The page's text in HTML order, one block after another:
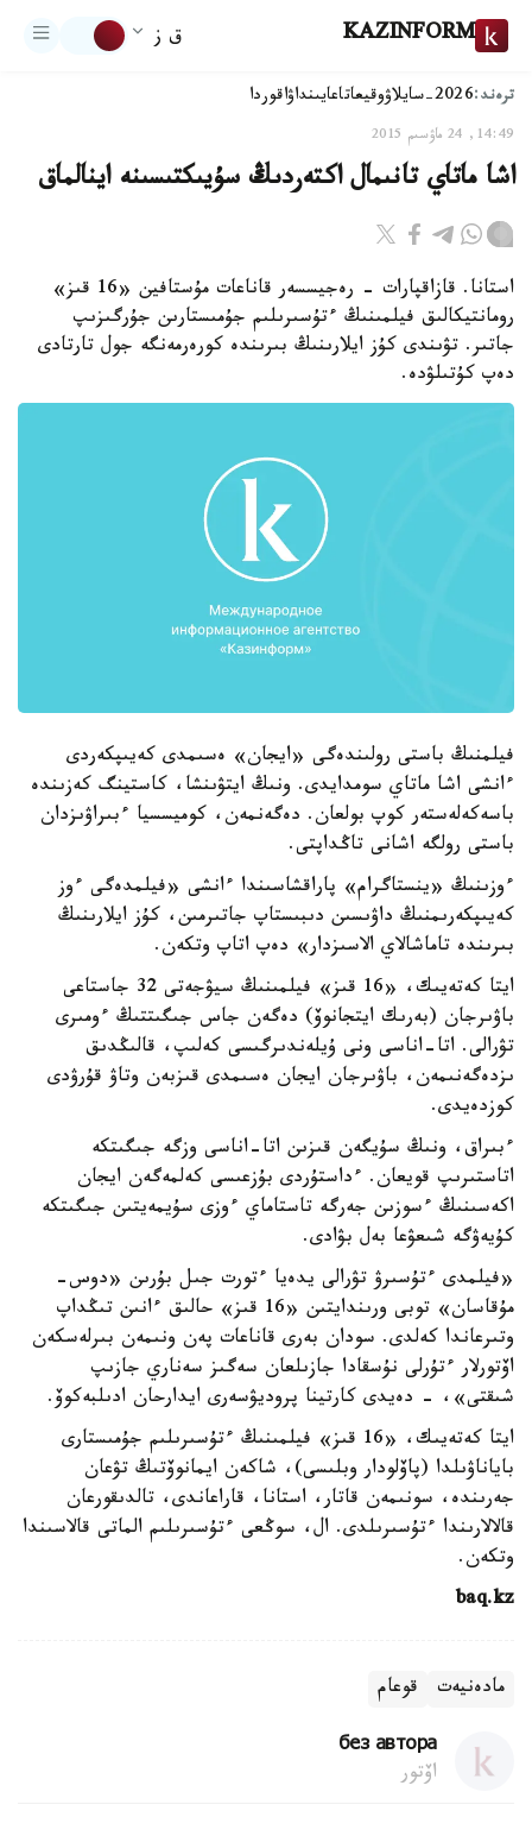
KAZINFORM ق ز
ترەند:2026-سايلاۋ وقيعاتاعايىنداۋاقوردا
14:49, 24 ماۋسىم 2015
اشا ماتاي تانىمال اكتەردىڭ سۇيىكتىسىنە اينالماق
استانا. قازاقپارات - رەجيسسەر قاناعات مۇستافين «16 قىز»
رومانتيكالىق فيلمىنىڭ ءتۇسىرىلىم جۇمىستارىن جۇرگىزىپ
جاتىر. تۋىندى كۇز ايلارىنىڭ بىرىندە كورەرمەنگە جول تارتادى
دەپ كۇتىلۋدە.
فيلمنىڭ باستى رولىندەگى «ايجان» ەسىمدى كەيىپكەردى
ءانشى اشا ماتاي سومدايدى. ونىڭ ايتۋىنشا، كاستينگ كەزىندە
باسەكەلەستەر كوپ بولعان. دەگەنمەن، كوميسسيا ءبىراۋىزدان
باستى رولگە اشانى تاڭداپتى.
ءوزىنىڭ «ينستاگرام» پاراقشاسىندا ءانشى «فيلمدەگى ءوز
كەيىپكەرىمنىڭ داۋىسىن دىبىستاپ جاتىرمىن، كۇز ايلارىنىڭ
بىرىندە تاماشالاي الاسىزدار» دەپ اتاپ وتكەن.
ايتا كەتەيىك، «16 قىز» فيلمىنىڭ سيۋجەتى 32 جاستاعى
باۋىرجان (بەرىك ايتجانوۆ) دەگەن جاس جىگىتتىڭ ءومىرى
تۋرالى. اتا-اناسى ونى ۇيلەندىرگىسى كەلىپ، قالىڭدىق
ىزدەگەنىمەن، باۋىرجان ايجان ەسىمدى قىزبەن وتاۋ قۇرۋدى
كوزدەيدى.
ءبىراق، ونىڭ سۇيگەن قىزىن اتا-اناسى وزگە جىگىتكە
اتاستىرىپ قويعان. ءداستۇردى بۇزعىسى كەلمەگەن ايجان
اكەسىنىڭ ءسوزىن جەرگە تاستاماي ءوزى سۇيمەيتىن جىگىتكە
كۇيەۋگە شىعۋعا بەل بۋادى.
«فيلمدى ءتۇسىرۋ تۋرالى يدەيا ءتورت جىل بۇرىن «دوس-
مۇقاسان» توبى ورىندايتىن «16 قىز» حالىق ءانىن تىڭداپ
وتىرعاندا كەلدى. سودان بەرى قاناعات پەن ونىمەن بىرلەسكەن
اۆتورلار ءتۇرلى نۇسقادا جازىلعان سەگىز سەناري جازىپ
شىقتى»، - دەيدى كارتينا پروديۋسەرى ايدارحان ادىلبەكوۆ.
ايتا كەتەيىك، «16 قىز» فيلمىنىڭ ءتۇسىرىلىم جۇمىستارى
باياناۋىلدا (پاۆلودار وبلىسى)، شاكەن ايمانوۆتىڭ تۋعان
جەرىندە، سونىمەن قاتار، استانا، قاراعاندى، تالدىقورعان
قالالارىندا ءتۇسىرىلدى. ال، سوڭعى ءتۇسىرىلىم الماتى قالاسىندا
وتكەن.
baq.kz
مادەنيەت قوعام
без автора
اۆتور